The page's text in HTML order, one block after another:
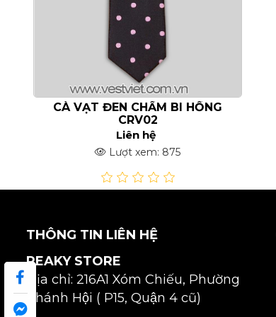
CÀ VẠT ĐEN CHẤM BI HỒNG
CRV02
Liên hệ
Lượt xem: 875
THÔNG TIN LIÊN HỆ
PEAKY STORE
Địa chỉ: 216A1 Xóm Chiếu, Phường
Khánh Hội ( P15, Quận 4 cũ)